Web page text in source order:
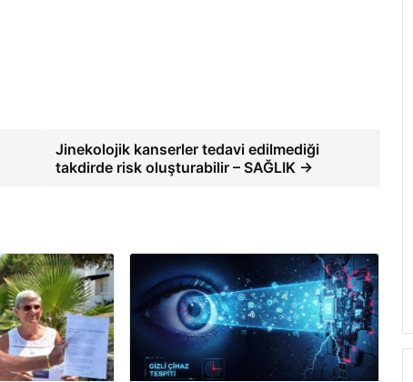
Jinekolojik kanserler tedavi edilmediği
takdirde risk oluşturabilir – SAĞLIK →